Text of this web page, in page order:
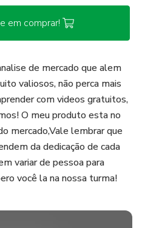
em comprar!
de mercado que alem
valiosos, não perca mais
com videos gratuitos,
O meu produto esta no
mercado,Vale lembrar que
da dedicação de cada
variar de pessoa para
você la na nossa turma!